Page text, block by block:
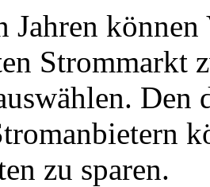
Jahren
Strommarkt
Den
zu sparen.